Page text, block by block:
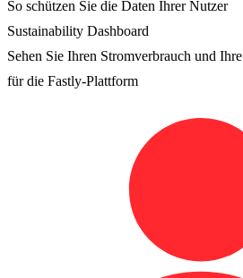
So schützen Sie die Daten Ihrer Nutzer
Sustainability Dashboard
Sehen Sie Ihren Stromverbrauch und
für die Fastly-Plattform